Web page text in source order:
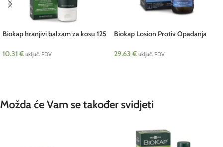
Biokap hranjivi balzam za kosu 125
10.31 € uključ. PDV
Biokap Losion Protiv Opadanja
29.63 € uključ. PDV
Možda će Vam se također svidjeti